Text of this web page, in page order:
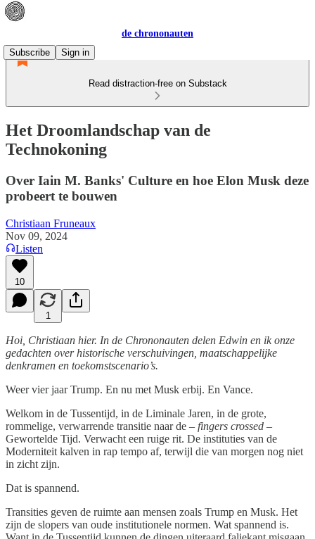
de chrononauten
Subscribe
Sign in
Read distraction-free on Substack
Het Droomlandschap van de
Technokoning
Over Iain M. Banks' Culture en hoe Elon Musk deze
probeert te bouwen
Christiaan Fruneaux
Nov 09, 2024
Listen
10
1
Hoi, Christiaan hier. In de Chrononauten delen Edwin en ik onze
gedachten over historische verschuivingen, maatschappelijke
denkramen en toekomstscenario’s.
Weer vier jaar Trump. En nu met Musk erbij. En Vance.
Welkom in de Tussentijd, in de Liminale Jaren, in de grote,
rommelige, verwarrende transitie naar de – fingers crossed –
Gewortelde Tijd. Verwacht een ruige rit. De instituties van de
Moderniteit kalven in rap tempo af, terwijl die van morgen nog niet
in zicht zijn.
Dat is spannend.
Transities geven de ruimte aan mensen zoals Trump en Musk. Het
zijn de slopers van oude institutionele normen. Wat spannend is.